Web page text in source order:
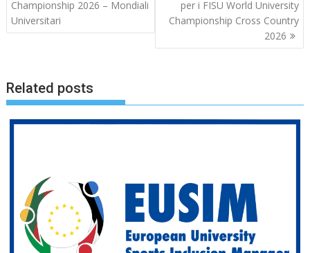
articoli
Championship 2026 – Mondiali
Universitari
per i FISU World University
Championship Cross Country
2026
Related posts